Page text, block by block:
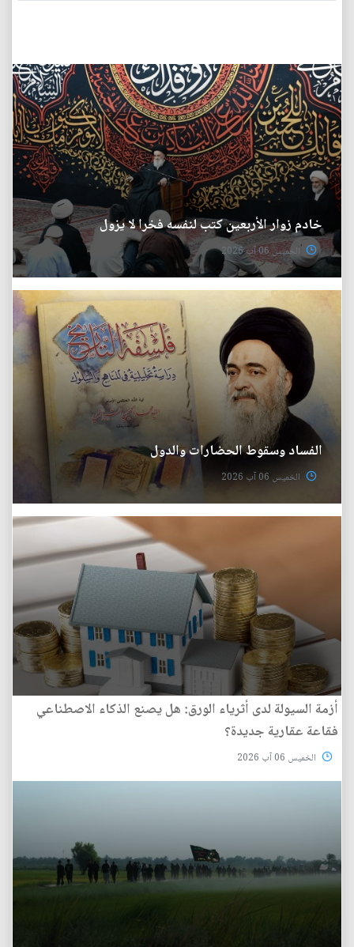
خادم زوار الأربعين كتب لنفسه فخرا لا يزول
الخميس 06 آب 2026
الفساد وسقوط الحضارات والدول
الخميس 06 آب 2026
أزمة السيولة لدى أثرياء الورق: هل يصنع الذكاء الاصطناعي
فقاعة عقارية جديدة؟
الخميس 06 آب 2026